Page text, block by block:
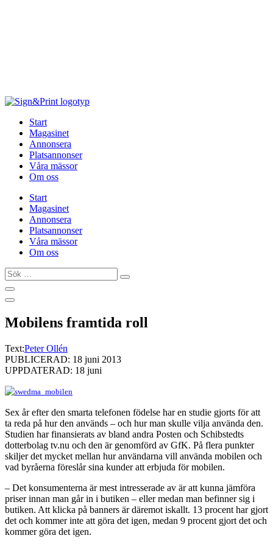
Start
Magasinet
Annonsera
Platsannonser
Våra mässor
Om oss
Start
Magasinet
Annonsera
Platsannonser
Våra mässor
Om oss
Sök
…
Mobilens framtida roll
Text:Peter Ollén
PUBLICERAD: 18 juni 2013
UPPDATERAD: 18 juni
Sex år efter den smarta telefonen födelse har en studie gjorts för att
ta reda på hur den används – och hur man skulle vilja använda den.
Studien har finansierats av bland andra Posten och Schibstedts
dotterbolag tv.nu och den är genomförd av GfK. På flera punkter
skiljer det mycket mellan hur användarna vill använda mobilen och
vad byråerna föreslår sina kunder att erbjuda för mobilen.
– Det konsumenterna är mest intresserade av är att kunna jämföra
priser innan man går in i butiken – eller medan man befinner sig i
butiken. Att klicka på banners är däremot iskallt. 13 procent har gjort
det och kommer inte att göra det igen, medan 9 procent gjort det och
kommer göra det igen.